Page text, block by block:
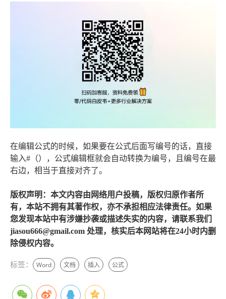
在编辑公式的时候，如果要在公式后面写编号的话，直接
输入#（），公式编辑框就会自动转换为编号，且编号在最
右边，相当于直接对齐了。
版权声明：本文内容由网络用户投稿，版权归原作者所
有，本站不拥有其著作权，亦不承担相应法律责任。如果
您发现本站中有涉嫌抄袭或描述失实的内容，请联系我们
jiasou666@gmail.com 处理，核实后本网站将在24小时内删
除侵权内容。
标签： Word 文档 插入 公式